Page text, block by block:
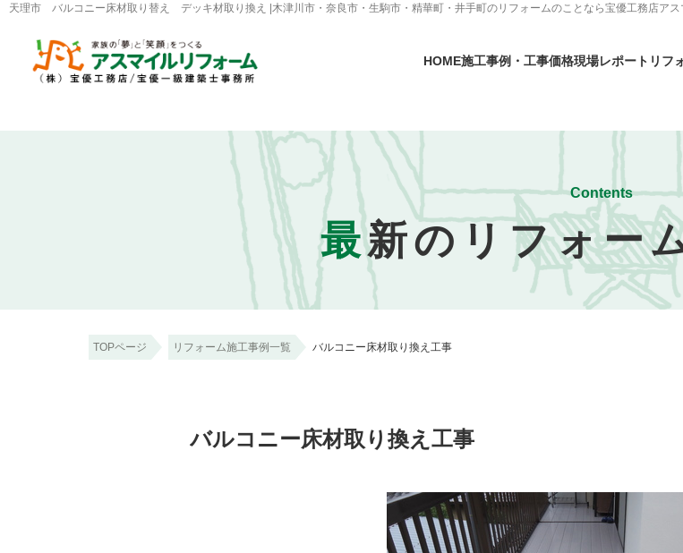
天理市 バルコニー床材取り替え デッキ材取り換え |木津川市・奈良市・生駒市・精華町・井手町のリフォームのことなら宝優工務店アス
HOME施工事例・工事価格現場レポート リフ
Contents
最新のリフォー
TOPページ リフォーム施工事例一覧 バルコニー床材取り換え工事
バルコニー床材取り換え工事